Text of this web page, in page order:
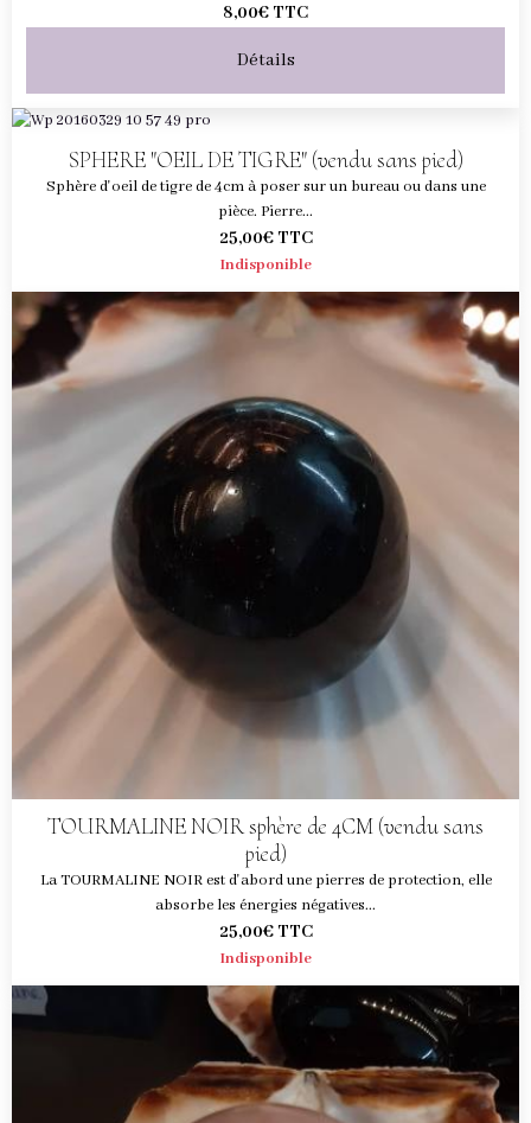
8,00€ TTC
Détails
SPHERE "OEIL DE TIGRE" (vendu sans pied)
Sphère d'oeil de tigre de 4cm à poser sur un bureau ou dans une
pièce. Pierre...
25,00€ TTC
Indisponible
TOURMALINE NOIR sphère de 4CM (vendu sans
pied)
La TOURMALINE NOIR est d'abord une pierres de protection, elle
absorbe les énergies négatives...
25,00€ TTC
Indisponible